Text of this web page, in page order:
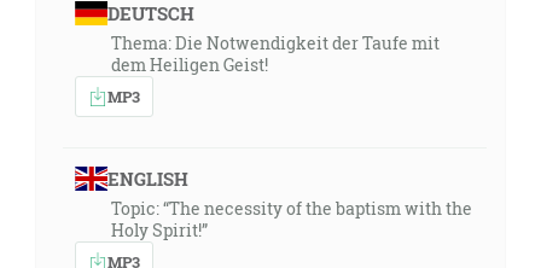
DEUTSCH
Thema: Die Notwendigkeit der Taufe mit
dem Heiligen Geist!
MP3
ENGLISH
Topic: “The necessity of the baptism with the
Holy Spirit!”
MP3